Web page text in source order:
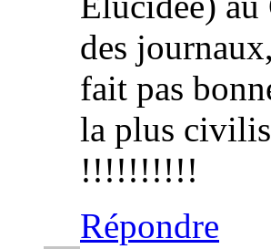
des
fait pas
la plus
!!!!!!!!!!
Répondre